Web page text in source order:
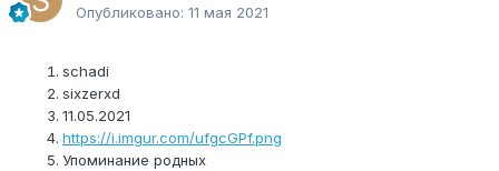
Опубликовано: 11 мая 2021
schadi
sixzerxd
11.05.2021
https://i.imgur.com/ufgcGPf.png
Упоминание родных